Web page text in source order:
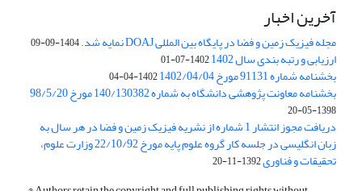
آخرین اخبار
مجله فیزیک زمین و فضا در پایگاه بین المللی DOAJ نمایه شد. 1404-09-09
ارزیابی و رتبه بندی سال 1402 1402-07-01
بخشنامه شماره 91131 مورخ 1402/04/04 1402-04-04
بخشنامه معاونت پژوهشی دانشگاه به شماره 140/130382 مورخ 98/5/20
1398-05-20
دریافت مجوز انتشار 1 شماره از نشریه فیزیک زمین و فضا در هر سال به
زبان انگلیسی در جلسه کار گروه علوم پایه مورخ 22/10/92 وزارت علوم،
تحقیقات و فناوری1392-11-20